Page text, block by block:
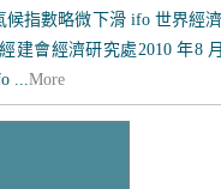
候指數略微下滑 ifo 世界經
建會經濟研究處2010 年8
...More